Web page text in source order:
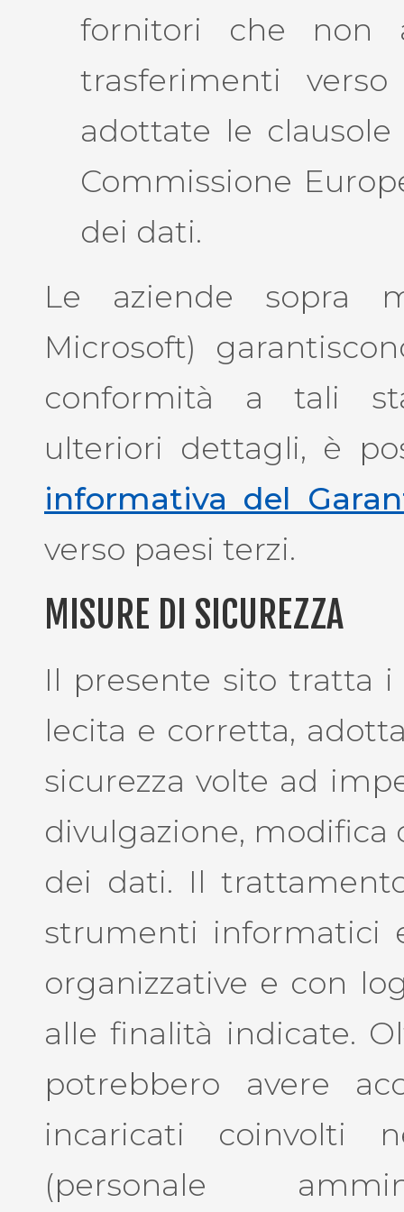
fornitori che non
trasferimenti
adottate le
Commissione
dei dati.
Le aziende sopra
Microsoft)
conformità a tali
ulteriori dettagli, è
informativa del
verso paesi terzi.
MISURE DI SICUREZZA
Il presente sito tratta
lecita e corretta,
sicurezza volte ad
divulgazione, modifica
dei dati. Il
strumenti informatici
organizzative e con
alle finalità indicate.
potrebbero avere
incaricati coinvolti
(personale